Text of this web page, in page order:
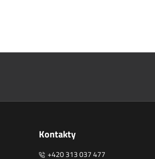
Kontakty
+420 313 037 477